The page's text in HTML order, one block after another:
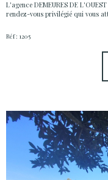
L'agence DEMEURES DE
rendez-vous privilégié qui vous
Réf : 1205